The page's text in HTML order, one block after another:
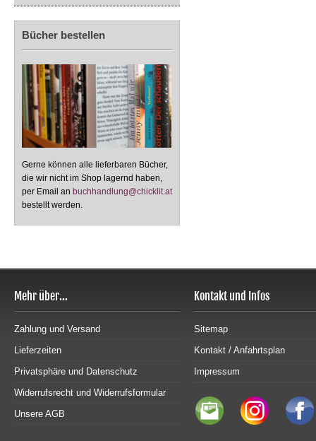
Bücher bestellen
Gerne können alle lieferbaren Bücher,
die wir nicht im Shop lagernd haben,
per Email an buchhandlung@chicklit.at
bestellt werden.
Mehr über...
Zahlung und Versand
Lieferzeiten
Privatsphäre und Datenschutz
Widerrufsrecht und Widerrufsformular
Unsere AGB
Kontakt und Infos
Sitemap
Kontakt / Anfahrtsplan
Impressum